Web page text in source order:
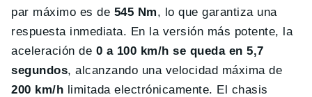
par máximo es de 545 Nm, lo que garantiza una
respuesta inmediata. En la versión más potente, la
aceleración de 0 a 100 km/h se queda en 5,7
segundos, alcanzando una velocidad máxima de
200 km/h limitada electrónicamente. El chasis